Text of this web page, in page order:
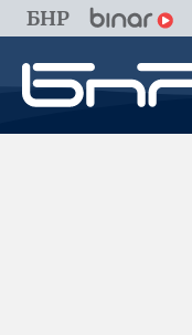
БНР